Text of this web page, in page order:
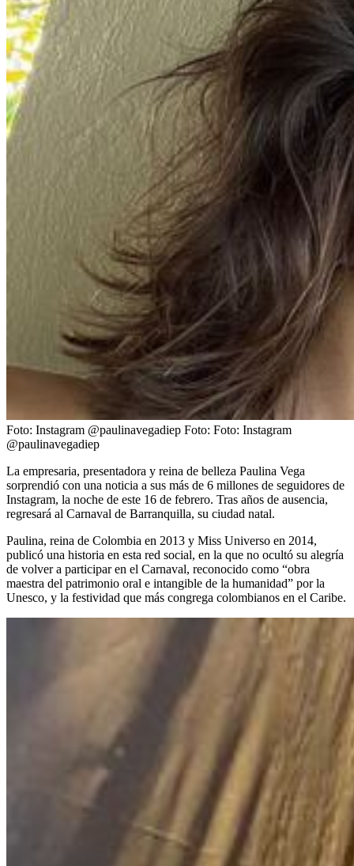
Foto: Instagram @paulinavegadiep Foto: Foto: Instagram
@paulinavegadiep
La empresaria, presentadora y reina de belleza Paulina Vega
sorprendió con una noticia a sus más de 6 millones de seguidores de
Instagram, la noche de este 16 de febrero. Tras años de ausencia,
regresará al Carnaval de Barranquilla, su ciudad natal.
Paulina, reina de Colombia en 2013 y Miss Universo en 2014,
publicó una historia en esta red social, en la que no ocultó su alegría
de volver a participar en el Carnaval, reconocido como “obra
maestra del patrimonio oral e intangible de la humanidad” por la
Unesco, y la festividad que más congrega colombianos en el Caribe.